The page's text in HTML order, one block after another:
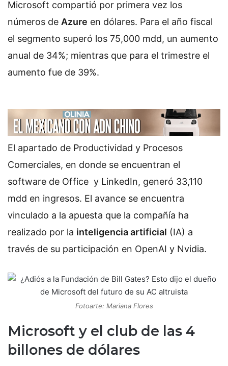
Microsoft compartió por primera vez los
números de Azure en dólares. Para el año fiscal
el segmento superó los 75,000 mdd, un aumento
anual de 34%; mientras que para el trimestre el
aumento fue de 39%.
El apartado de Productividad y Procesos
Comerciales, en donde se encuentran el
software de Office y LinkedIn, generó 33,110
mdd en ingresos. El avance se encuentra
vinculado a la apuesta que la compañía ha
realizado por la inteligencia artificial (IA) a
través de su participación en OpenAI y Nvidia.
Fotoarte: Mariana Flores
Microsoft y el club de las 4
billones de dólares